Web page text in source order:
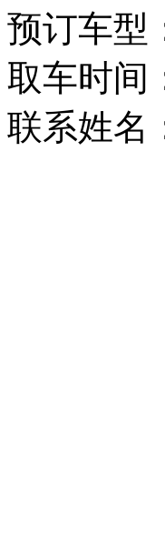
预订车型
取车时间
联系姓名